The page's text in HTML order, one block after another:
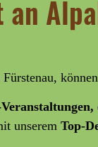
unserem Top-